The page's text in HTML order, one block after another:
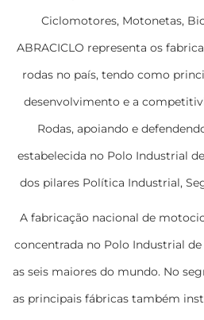
Ciclomotores, Motonetas,
ABRACICLO representa os
rodas no país, tendo como
desenvolvimento e a
Rodas, apoiando e
estabelecida no Polo Industrial
dos pilares Política Industrial,
A fabricação nacional de
concentrada no Polo Industrial
as seis maiores do mundo. No
as principais fábricas também